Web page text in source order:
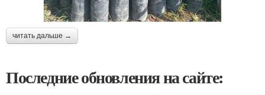
читать дальше →
Последние обновления на сайте: